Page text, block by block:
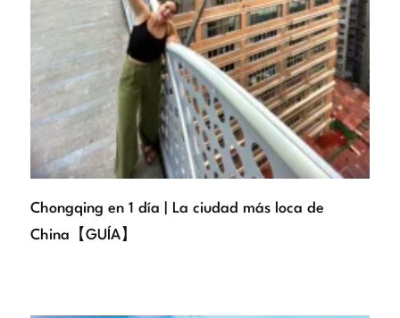
Chongqing en 1 día | La ciudad más loca de
China【GUÍA】